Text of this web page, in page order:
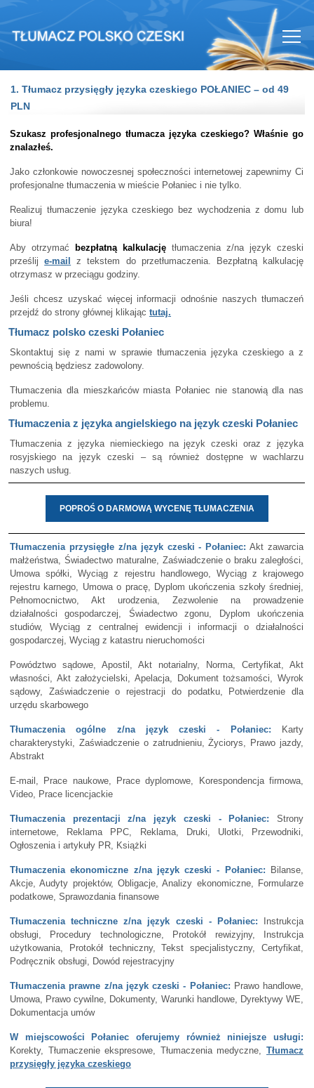
1. Tłumacz przysięgły języka czeskiego POŁANIEC – od 49
PLN
Szukasz profesjonalnego tłumacza języka czeskiego? Właśnie go
znalazłeś.
Jako członkowie nowoczesnej społeczności internetowej zapewnimy Ci
profesjonalne tłumaczenia w mieście Połaniec i nie tylko.
Realizuj tłumaczenie języka czeskiego bez wychodzenia z domu lub
biura!
Aby otrzymać bezpłatną kalkulację tłumaczenia z/na język czeski
prześlije-mail
z tekstem do przetłumaczenia. Bezpłatną kalkulację
otrzymasz w przeciągu godziny.
Jeśli chcesz uzyskać więcej informacji odnośnie naszych tłumaczeń
przejdź do strony głównej klikając tutaj.
Tłumacz polsko czeski Połaniec
Skontaktuj się z nami w sprawie tłumaczenia języka czeskiego a z
pewnością będziesz zadowolony.
Tłumaczenia dla mieszkańców miasta Połaniec nie stanowią dla nas
problemu.
Tłumaczenia z języka angielskiego na język czeski Połaniec
Tłumaczenia z języka niemieckiego na język czeski oraz z języka
rosyjskiego na język czeski – są również dostępne w wachlarzu
naszych usług.
POPROŚ O DARMOWĄ WYCENĘ TŁUMACZENIA
Tłumaczenia przysięgłe z/na język czeski - Połaniec: Akt zawarcia
małżeństwa, Świadectwo maturalne, Zaświadczenie o braku zaległości,
Umowa spółki, Wyciąg z rejestru handlowego, Wyciąg z krajowego
rejestru karnego, Umowa o pracę, Dyplom ukończenia szkoły średniej,
Pełnomocnictwo, Akt urodzenia, Zezwolenie na prowadzenie
działalności gospodarczej, Świadectwo zgonu, Dyplom ukończenia
studiów, Wyciąg z centralnej ewidencji i informacji o działalności
gospodarczej, Wyciąg z katastru nieruchomości
Powództwo sądowe, Apostil, Akt notarialny, Norma, Certyfikat, Akt
własności, Akt założycielski, Apelacja, Dokument tożsamości, Wyrok
sądowy, Zaświadczenie o rejestracji do podatku, Potwierdzenie dla
urzędu skarbowego
Tłumaczenia ogólne z/na język czeski - Połaniec: Karty
charakterystyki, Zaświadczenie o zatrudnieniu, Życiorys, Prawo jazdy,
Abstrakt
E-mail, Prace naukowe, Prace dyplomowe, Korespondencja firmowa,
Video, Prace licencjackie
Tłumaczenia prezentacji z/na język czeski - Połaniec: Strony
internetowe, Reklama PPC, Reklama, Druki, Ulotki, Przewodniki,
Ogłoszenia i artykuły PR, Książki
Tłumaczenia ekonomiczne z/na język czeski - Połaniec: Bilanse,
Akcje, Audyty projektów, Obligacje, Analizy ekonomiczne, Formularze
podatkowe, Sprawozdania finansowe
Tłumaczenia techniczne z/na język czeski - Połaniec: Instrukcja
obsługi, Procedury technologiczne, Protokół rewizyjny, Instrukcja
użytkowania, Protokół techniczny, Tekst specjalistyczny, Certyfikat,
Podręcznik obsługi, Dowód rejestracyjny
Tłumaczenia prawne z/na język czeski - Połaniec: Prawo handlowe,
Umowa, Prawo cywilne, Dokumenty, Warunki handlowe, Dyrektywy WE,
Dokumentacja umów
W miejscowości Połaniec oferujemy również niniejsze usługi:
Korekty, Tłumaczenie ekspresowe, Tłumaczenia medyczne, Tłumacz
przysięgły języka czeskiego